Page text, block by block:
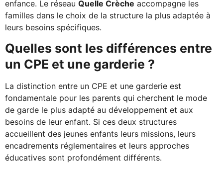
enfance. Le réseau Quelle Crèche accompagne les
familles dans le choix de la structure la plus adaptée à
leurs besoins spécifiques.
Quelles sont les différences entre
un CPE et une garderie ?
La distinction entre un CPE et une garderie est
fondamentale pour les parents qui cherchent le mode
de garde le plus adapté au développement et aux
besoins de leur enfant. Si ces deux structures
accueillent des jeunes enfants leurs missions, leurs
encadrements réglementaires et leurs approches
éducatives sont profondément différents.